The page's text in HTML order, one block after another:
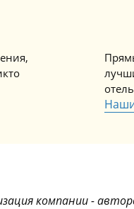
компании -